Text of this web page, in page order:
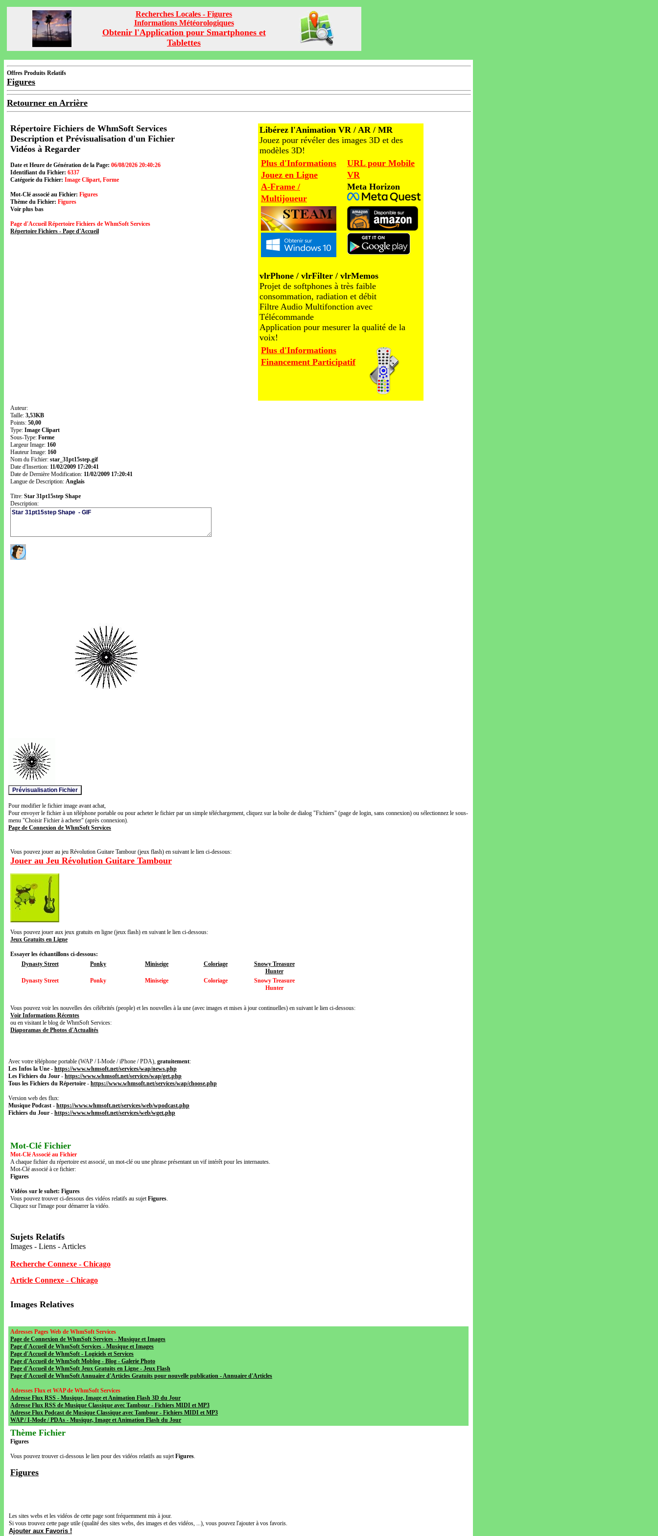
Recherches Locales - Figures
Informations Météorologiques
Obtenir l'Application pour Smartphones et
Tablettes
Offres Produits Relatifs
Figures
Retourner en Arrière
Répertoire Fichiers de WhmSoft Services
Description et Prévisualisation d'un Fichier
Vidéos à Regarder
Date et Heure de Génération de la Page: 06/08/2026 20:40:26
Identifiant du Fichier: 6337
Catégorie du Fichier: Image Clipart, Forme
Mot-Clé associé au Fichier: Figures
Thème du Fichier: Figures
Voir plus bas
Page d'Accueil Répertoire Fichiers de WhmSoft Services
Répertoire Fichiers - Page d'Accueil
Libérez l'Animation VR / AR / MR
Jouez pour révéler des images 3D et des
modèles 3D!
Plus d'Informations
Jouez en Ligne
A-Frame /
Multijoueur
URL pour Mobile
VR
Meta Horizon
vlrPhone / vlrFilter / vlrMemos
Projet de softphones à très faible
consommation, radiation et débit
Filtre Audio Multifonction avec
Télécommande
Application pour mesurer la qualité de la
voix!
Plus d'Informations
Financement Participatif
Auteur:
Taille: 3,53KB
Points: 50,00
Type: Image Clipart
Sous-Type: Forme
Largeur Image: 160
Hauteur Image: 160
Nom du Fichier: star_31pt15step.gif
Date d'Insertion: 11/02/2009 17:20:41
Date de Dernière Modification: 11/02/2009 17:20:41
Langue de Description: Anglais
Titre: Star 31pt15step Shape
Description:
Pour modifier le fichier image avant achat,
Pour envoyer le fichier à un téléphone portable ou pour acheter le fichier par un simple téléchargement, cliquez sur la boîte de dialog "Fichiers" (page de login, sans connexion) ou sélectionnez le sous-
menu "Choisir Fichier à acheter" (après connexion).
Page de Connexion de WhmSoft Services
Vous pouvez jouer au jeu Révolution Guitare Tambour (jeux flash) en suivant le lien ci-dessous:
Jouer au Jeu Révolution Guitare Tambour
Vous pouvez jouer aux jeux gratuits en ligne (jeux flash) en suivant le lien ci-dessous:
Jeux Gratuits en Ligne
Essayer les échantillons ci-dessous:
Dynasty Street
Ponky Miniseige Coloriage
Snowy Treasure
Hunter
Dynasty Street
Ponky Miniseige Coloriage
Snowy Treasure
Hunter
Vous pouvez voir les nouvelles des célébrités (people) et les nouvelles à la une (avec images et mises à jour continuelles) en suivant le lien ci-dessous:
Voir Informations Récentes
ou en visitant le blog de WhmSoft Services:
Diaporamas de Photos d'Actualités
Avec votre téléphone portable (WAP / I-Mode / iPhone / PDA), gratuitement:
Les Infos la Une - https://www.whmsoft.net/services/wap/news.php
Les Fichiers du Jour - https://www.whmsoft.net/services/wap/get.php
Tous les Fichiers du Répertoire - https://www.whmsoft.net/services/wap/choose.php
Version web des flux:
Musique Podcast - https://www.whmsoft.net/services/web/wpodcast.php
Fichiers du Jour - https://www.whmsoft.net/services/web/wget.php
Mot-Clé Fichier
Mot-Clé Associé au Fichier
A chaque fichier du répertoire est associé‚ un mot-clé ou une phrase présentant un vif intérêt pour les internautes.
Mot-Clé associé à ce fichier:
Figures
Vidéos sur le suhet: Figures
Vous pouvez trouver ci-dessous des vidéos relatifs au sujetFigures.
Cliquez sur l'image pour démarrer la vidéo.
Sujets Relatifs
Images - Liens - Articles
Recherche Connexe - Chicago
Article Connexe - Chicago
Images Relatives
Adresses Pages Web de WhmSoft Services
Page de Connexion de WhmSoft Services - Musique et Images
Page d'Accueil de WhmSoft Services - Musique et Images
Page d'Accueil de WhmSoft - Logiciels et Services
Page d'Accueil de WhmSoft Moblog - Blog - Galerie Photo
Page d'Accueil de WhmSoft Jeux Gratuits en Ligne - Jeux Flash
Page d'Accueil de WhmSoft Annuaire d'Articles Gratuits pour nouvelle publication - Annuaire d'Articles
Adresses Flux et WAP de WhmSoft Services
Adresse Flux RSS - Musique, Image et Animation Flash 3D du Jour
Adresse Flux RSS de Musique Classique avec Tambour - Fichiers MIDI et MP3
Adresse Flux Podcast de Musique Classique avec Tambour - Fichiers MIDI et MP3
WAP / I-Mode / PDAs - Musique, Image et Animation Flash du Jour
Thème Fichier
Figures
Vous pouvez trouver ci-dessous le lien pour des vidéos relatifs au sujetFigures.
Figures
Les sites webs et les vidéos de cette page sont fréquemment mis à jour.
Si vous trouvez cette page utile (qualité des sites webs, des images et des vidéos, ...), vous pouvez l'ajouter à vos favoris.
Ajouter aux Favoris !